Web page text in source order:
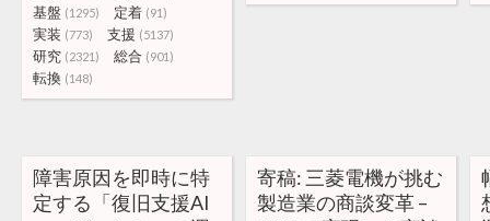
基盤 (1295) 定着 (91)
実装 (773) 支援 (5137)
研究 (2321) 総合 (901)
転換 (148)
障害原因を即時に特
定する「復旧支援AI
寄稿: 三菱電機が挑む
製造業の商談変革 –